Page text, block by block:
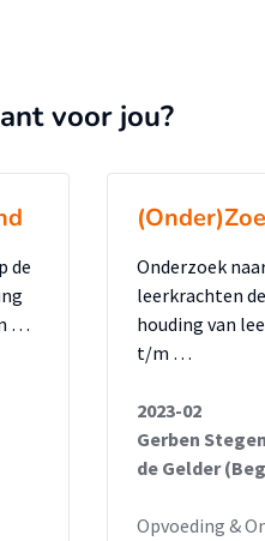
voor jou?
de
…
Onderzoek
leerkrachten
houding van
t/m …
2023-02
Gerben
de Gelder
Opvoeding &